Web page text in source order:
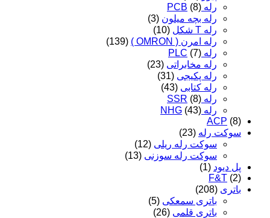
رله PCB (8)
رله بچه میلون (3)
رله T شکل
(10)
رله امرن ( OMRON )
(139)
رله PLC (7)
رله مخابراتی (23)
رله پکیجی (31)
رله کتابی (43)
رله SSR (8)
رله NHG (43)
ACP (8)
سوکت رله (23)
سوکت رله ریلی (12)
سوکت رله سوزنی (13)
پل دیود (1)
F&T (2)
باتری (208)
باتری سمعکی (5)
باتری قلمی (26)